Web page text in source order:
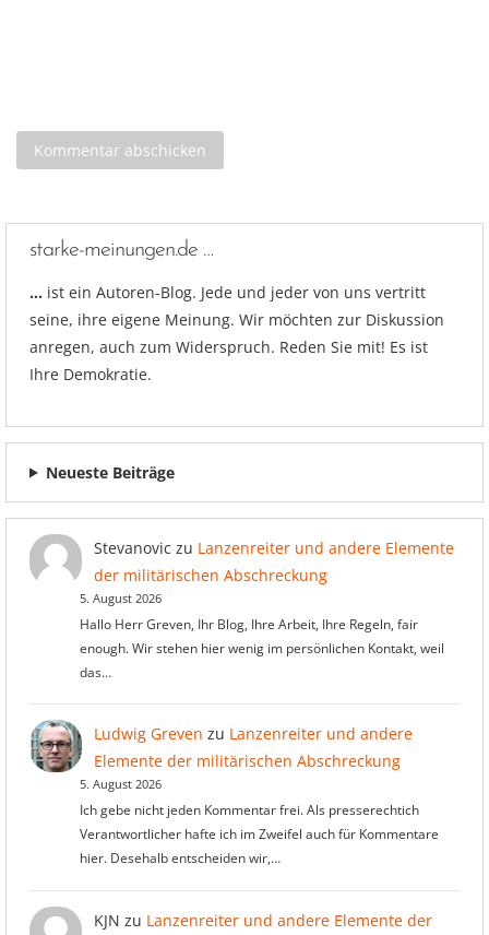
starke-meinungen.de …
… ist ein Autoren-Blog. Jede und jeder von uns vertritt
seine, ihre eigene Meinung. Wir möchten zur Diskussion
anregen, auch zum Widerspruch. Reden Sie mit! Es ist
Ihre Demokratie.
Neueste Beiträge
Stevanovic zu Lanzenreiter und andere Elemente
der militärischen Abschreckung
5. August 2026
Hallo Herr Greven, Ihr Blog, Ihre Arbeit, Ihre Regeln, fair
enough. Wir stehen hier wenig im persönlichen Kontakt, weil
das…
Ludwig Greven zu Lanzenreiter und andere
Elemente der militärischen Abschreckung
5. August 2026
Ich gebe nicht jeden Kommentar frei. Als presserechtich
Verantwortlicher hafte ich im Zweifel auch für Kommentare
hier. Desehalb entscheiden wir,…
KJN zu Lanzenreiter und andere Elemente der